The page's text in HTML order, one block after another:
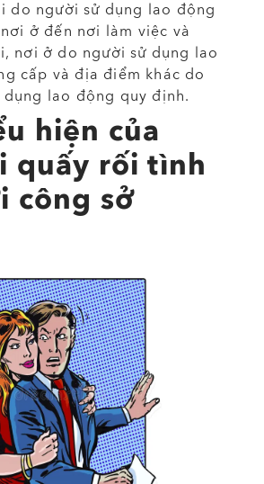
do người sử dụng lao động
ở đến nơi làm việc và
nơi ở do người sử dụng lao
cấp và địa điểm khác do
dụng lao động quy định.
hiện của
quấy rối tình
công sở